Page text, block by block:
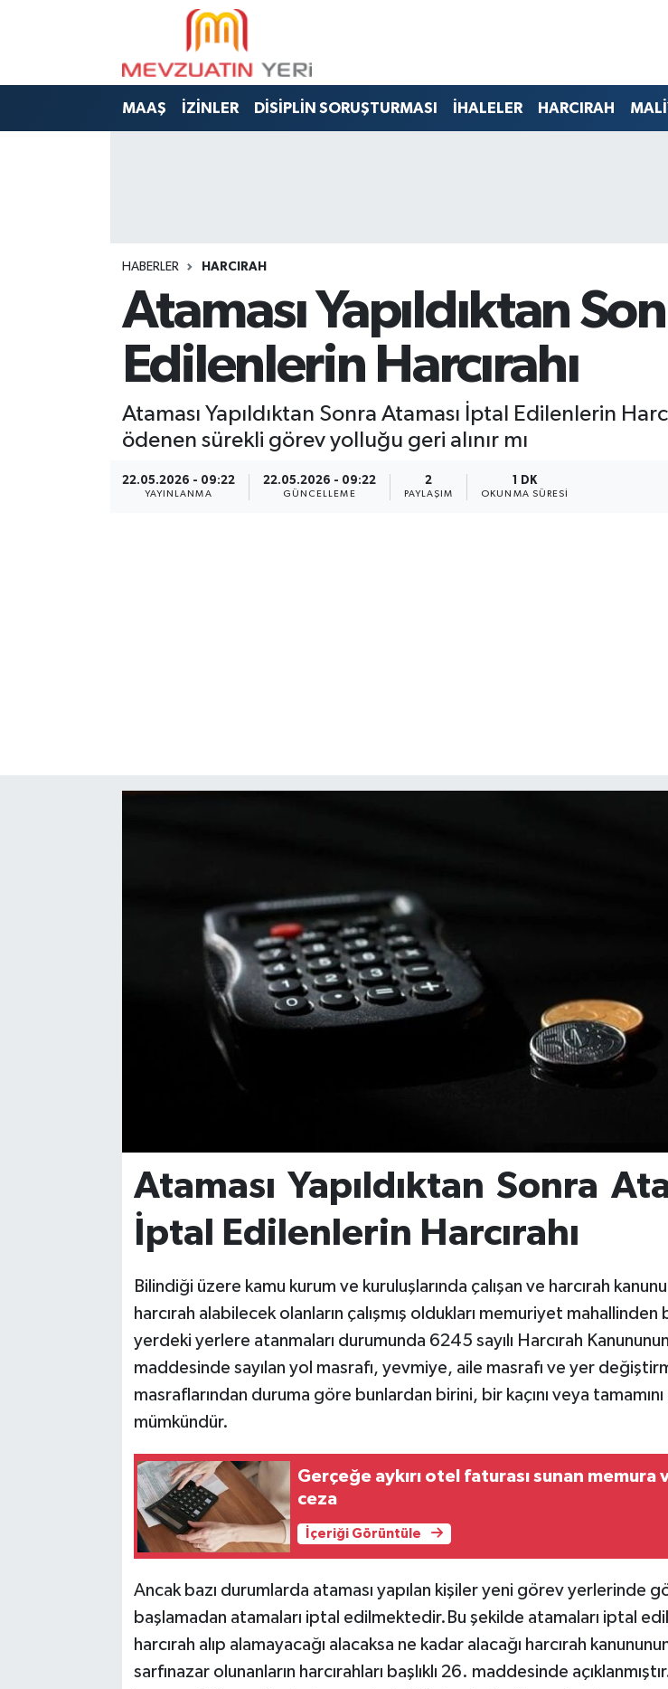
MAAŞ İZİNLER DİSİPLİN SORUŞTURMASI İHALELER HARCIRAH
HABERLER HARCIRAH
Ataması Yapıldıktan
Edilenlerin Harcırahı
Ataması Yapıldıktan Sonra Ataması İptal Edilenlerin
ödenen sürekli görev yolluğu geri alınır mı
22.05.2026 - 09:22
YAYINLANMA
22.05.2026 - 09:22
GÜNCELLEME
2
PAYLAŞIM
1 DK
OKUNMA SÜRESI
Ataması Yapıldıktan Sonra
İptal Edilenlerin Harcırahı
Bilindiği üzere kamu kurum ve kuruluşlarında çalışan ve harcırah
harcırah alabilecek olanların çalışmış oldukları memuriyet mahallinden
yerdeki yerlere atanmaları durumunda 6245 sayılı Harcırah
maddesinde sayılan yol masrafı, yevmiye, aile masrafı ve yer
masraflarından duruma göre bunlardan birini, bir kaçını veya tamamını
mümkündür.
Gerçeğe aykırı otel faturası sunan memura
ceza
İçeriği Görüntüle
Ancak bazı durumlarda ataması yapılan kişiler yeni görev yerlerinde
başlamadan atamaları iptal edilmektedir.Bu şekilde atamaları iptal
harcırah alıp alamayacağı alacaksa ne kadar alacağı harcırah
sarfınazar olunanların harcırahları başlıklı 26. maddesinde